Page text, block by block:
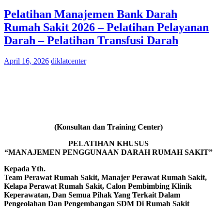
Pelatihan Manajemen Bank Darah
Rumah Sakit 2026 – Pelatihan Pelayanan
Darah – Pelatihan Transfusi Darah
April 16, 2026 diklatcenter
(Konsultan dan Training Center)
PELATIHAN KHUSUS
“MANAJEMEN PENGGUNAAN DARAH RUMAH SAKIT”
Kepada Yth.
Team Perawat Rumah Sakit, Manajer Perawat Rumah Sakit,
Kelapa Perawat Rumah Sakit, Calon Pembimbing Klinik
Keperawatan, Dan Semua Pihak Yang Terkait Dalam
Pengeolahan Dan Pengembangan SDM Di Rumah Sakit